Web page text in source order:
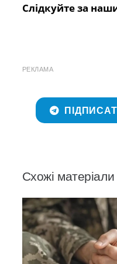
Слідкуйте за
РЕКЛАМА
Схожі матеріали